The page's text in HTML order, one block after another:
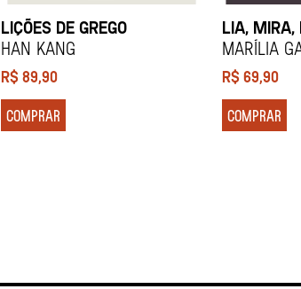
LIÇÕES DE GREGO
HAN KANG
R$89,90
COMPRAR
LIA, MIRA,
Marília
R$69,90
COMPRAR